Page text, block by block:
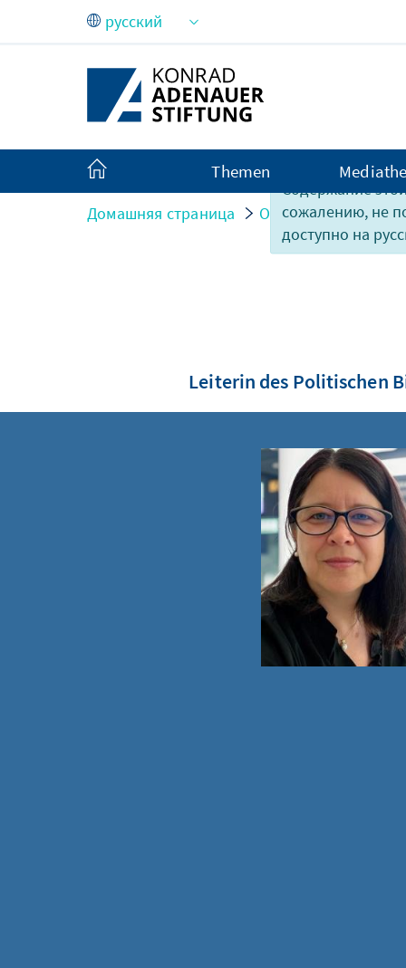
Skip to Main Content
Содержание
сожалению, не
доступно на
Themen
Домашняя страница О нас
Leiterin des Politischen